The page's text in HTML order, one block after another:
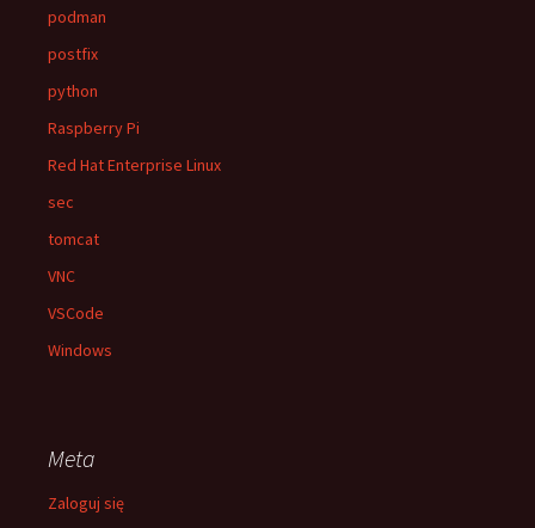
podman
postfix
python
Raspberry Pi
Red Hat Enterprise Linux
sec
tomcat
VNC
VSCode
Windows
Meta
Zaloguj się